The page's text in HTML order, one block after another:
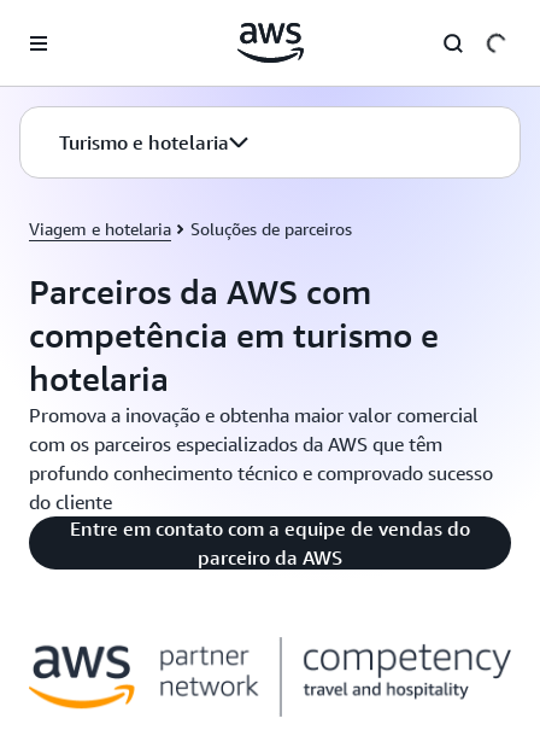
Pular para o conteúdo principal
Turismo e hotelaria
Viagem e hotelaria Soluções de parceiros
Parceiros da AWS com
competência em turismo e
hotelaria
Promova a inovação e obtenha maior valor comercial
com os parceiros especializados da AWS que têm
profundo conhecimento técnico e comprovado sucesso
do cliente
Entre em contato com a equipe de vendas do
parceiro da AWS